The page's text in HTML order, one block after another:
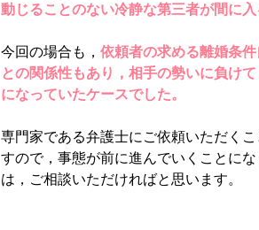
動じることのない冷静な第三者が間に
今回の場合も， 依頼者の求める離婚条
との関係性もあり，相手の勢いに負け
になっていたケースでした。
専門家である弁護士にご依頼いただく
すので，事態が前に進んでいくことに
は，ご相談いただければと思います。